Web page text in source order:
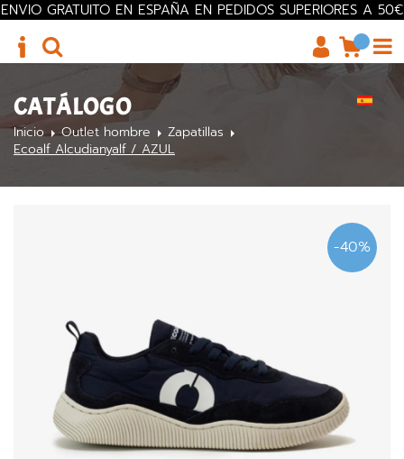
ENVIO GRATUITO EN ESPAÑA EN PEDIDOS SUPERIORES A 50€
CATÁLOGO
Inicio Outlet hombre
Zapatillas
Ecoalf Alcudianyalf / AZUL
-40%